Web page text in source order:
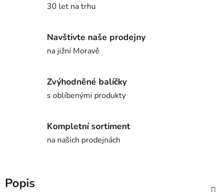
30 let na trhu
Navštivte naše prodejny
na jižní Moravě
Zvýhodněné balíčky
s oblíbenými produkty
Kompletní sortiment
na našich prodejnách
Popis